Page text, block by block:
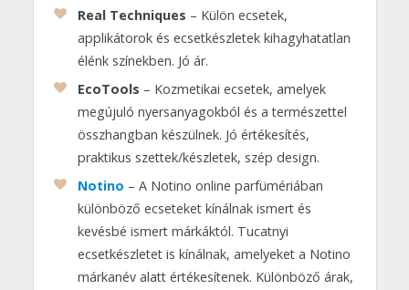
Real Techniques – Külön ecsetek,
applikátorok és ecsetkészletek kihagyhatatlan
élénk színekben. Jó ár.
EcoTools – Kozmetikai ecsetek, amelyek
megújuló nyersanyagokból és a természettel
összhangban készülnek. Jó értékesítés,
praktikus szettek/készletek, szép design.
Notino – A Notino online parfümériában
különböző ecseteket kínálnak ismert és
kevésbé ismert márkáktól. Tucatnyi
ecsetkészletet is kínálnak, amelyeket a Notino
márkanév alatt értékesítenek. Különböző árak,